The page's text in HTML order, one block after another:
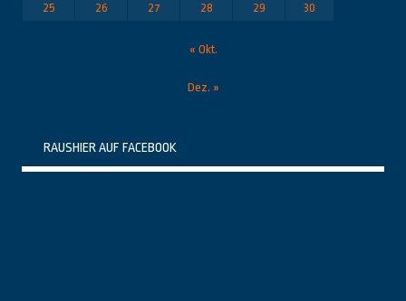
25
26 27 28 29 30
« Okt.
Dez. »
RAUSHIER AUF FACEBOOK